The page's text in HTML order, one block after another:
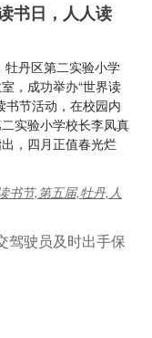
书日，人人读
丹区第二实验小学
，成功举办“世界读
书节活动，在校园内
实验小学校长李凤真
，四月正值春光烂
书节,第五届,牡丹,人